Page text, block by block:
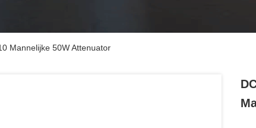
Mannelijke 50W Attenuator